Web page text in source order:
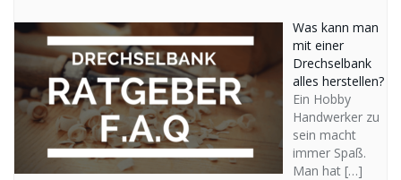
Was kann man
mit einer
Drechselbank
alles herstellen?
Ein Hobby
Handwerker zu
sein macht
immer Spaß.
Man hat […]